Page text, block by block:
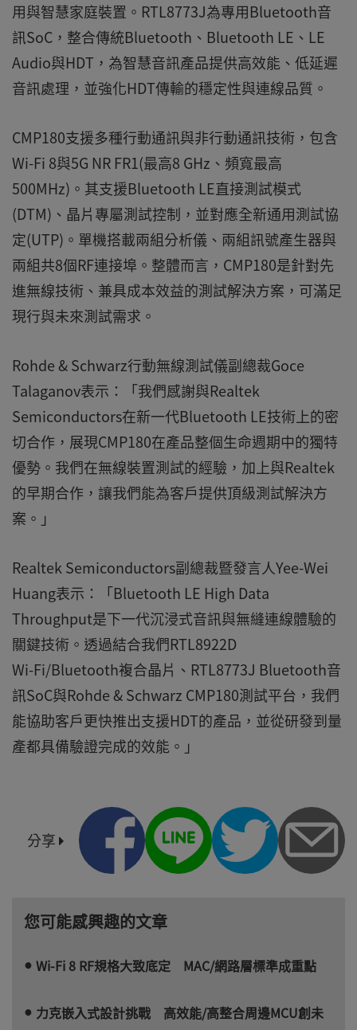
用與智慧家庭裝置。RTL8773J為專用Bluetooth音
訊SoC，整合傳統Bluetooth、Bluetooth LE、LE
Audio與HDT，為智慧音訊產品提供高效能、低延遲
音訊處理，並強化HDT傳輸的穩定性與連線品質。
CMP180支援多種行動通訊與非行動通訊技術，包含
Wi‑Fi 8與5G NR FR1(最高8 GHz、頻寬最高
500MHz)。其支援Bluetooth LE直接測試模式
(DTM)、晶片專屬測試控制，並對應全新通用測試協
定(UTP)。單機搭載兩組分析儀、兩組訊號產生器與
兩組共8個RF連接埠。整體而言，CMP180是針對先
進無線技術、兼具成本效益的測試解決方案，可滿足
現行與未來測試需求。
Rohde & Schwarz行動無線測試儀副總裁Goce
Talaganov表示：「我們感謝與Realtek
Semiconductors在新一代Bluetooth LE技術上的密
切合作，展現CMP180在產品整個生命週期中的獨特
優勢。我們在無線裝置測試的經驗，加上與Realtek
的早期合作，讓我們能為客戶提供頂級測試解決方
案。」
Realtek Semiconductors副總裁暨發言人Yee-Wei
Huang表示：「Bluetooth LE High Data
Throughput是下一代沉浸式音訊與無縫連線體驗的
關鍵技術。透過結合我們RTL8922D
Wi‑Fi/Bluetooth複合晶片、RTL8773J Bluetooth音
訊SoC與Rohde & Schwarz CMP180測試平台，我們
能協助客戶更快推出支援HDT的產品，並從研發到量
產都具備驗證完成的效能。」
分享
您可能感興趣的文章
Wi-Fi 8 RF規格大致底定 MAC/網路層標準成重點
力克嵌入式設計挑戰 高效能/高整合周邊MCU創未